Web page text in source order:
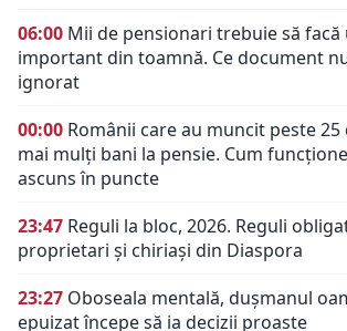
06:00 Mii de pensionari trebuie să facă
important din toamnă. Ce document
ignorat
00:00 Românii care au muncit peste
mai mulți bani la pensie. Cum
ascuns în puncte
23:47 Reguli la bloc, 2026. Reguli
proprietari și chiriași din Diaspora
23:27 Oboseala mentală, dușmanul
epuizat începe să ia decizii proaste